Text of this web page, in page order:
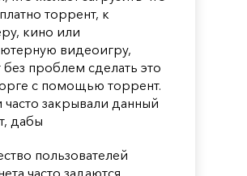
торрент, к
кино или
видеоигру,
проблем сделать это
с помощью торрент.
часто закрывали данный
дабы
пользователей
часто задаются